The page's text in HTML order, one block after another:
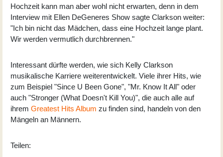
Hochzeit kann man aber wohl nicht erwarten, denn in dem
Interview mit Ellen DeGeneres Show sagte Clarkson weiter:
"Ich bin nicht das Mädchen, dass eine Hochzeit lange plant.
Wir werden vermutlich durchbrennen."
Interessant dürfte werden, wie sich Kelly Clarkson
musikalische Karriere weiterentwickelt. Viele ihrer Hits, wie
zum Beispiel "Since U Been Gone", "Mr. Know It All" oder
auch "Stronger (What Doesn't Kill You)", die auch alle auf
ihrem Greatest Hits Album zu finden sind, handeln von den
Mängeln an Männern.
Teilen: